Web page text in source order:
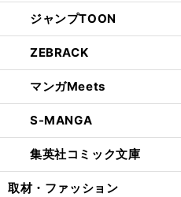
ジャンプTOON
ZEBRACK
マンガMeets
S-MANGA
集英社コミック文庫
取材・ファッション